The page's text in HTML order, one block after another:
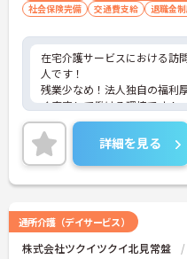
社会保険完備
交通費支給 退職金
在宅介護サービスにおける訪
人です！
残業少なめ！法人独自の福利
く安定して働ける環境です！
ご興味ある方には、面接対策
詳細をお話しいたしますので
い！
詳細を見る
通所介護（デイサービス）
株式会社ツクイツクイ北見常盤